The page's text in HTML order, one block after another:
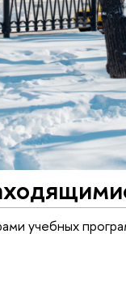
учебных